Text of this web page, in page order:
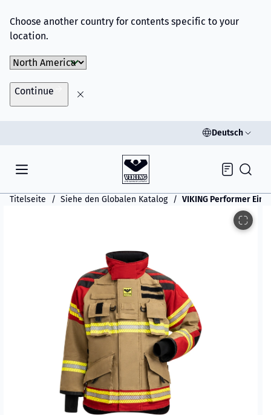
Choose another country for contents specific to your
location.
Choose Market
Continue
Deutsch
Inquiry
Titelseite Siehe den Globalen Katalog VIKING Performer